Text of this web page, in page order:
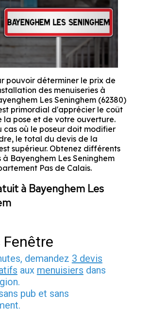
pouvoir déterminer le prix de
des menuiseries à
Les Seninghem (62380)
primordial d'apprécier le coût
la pose et de votre ouverture.
cas où le poseur doit modifier
le total du devis de la
supérieur. Obtenez différents
à Bayenghem Les Seninghem
Pas de Calais.
à Bayenghem Les
Fenêtre
demandez 3 devis
aux menuisiers dans
pub et sans